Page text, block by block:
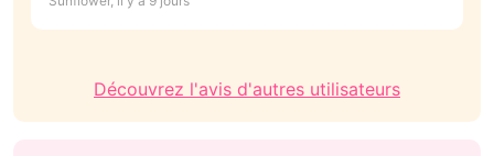
Découvrez l'avis d'autres utilisateurs